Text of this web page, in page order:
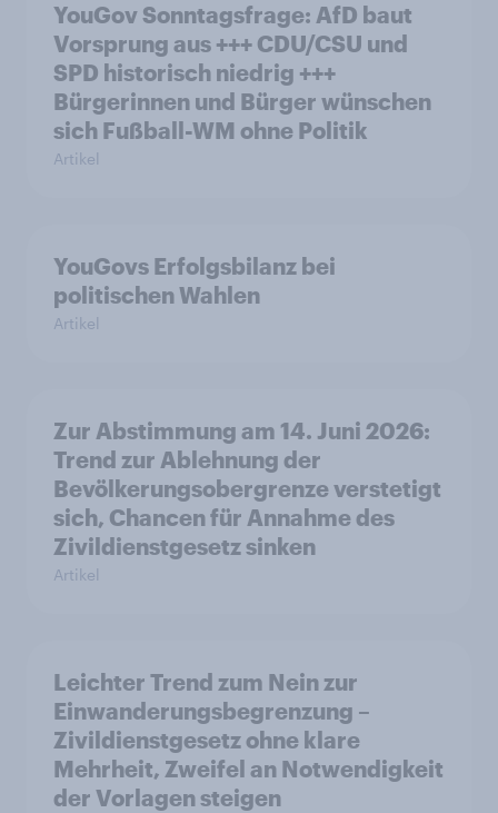
YouGov Sonntagsfrage: AfD baut
Vorsprung aus +++ CDU/CSU und
SPD historisch niedrig +++
Bürgerinnen und Bürger wünschen
sich Fußball-WM ohne Politik
Artikel
YouGovs Erfolgsbilanz bei
politischen Wahlen
Artikel
Zur Abstimmung am 14. Juni 2026:
Trend zur Ablehnung der
Bevölkerungsobergrenze verstetigt
sich, Chancen für Annahme des
Zivildienstgesetz sinken
Artikel
Leichter Trend zum Nein zur
Einwanderungsbegrenzung –
Zivildienstgesetz ohne klare
Mehrheit, Zweifel an Notwendigkeit
der Vorlagen steigen